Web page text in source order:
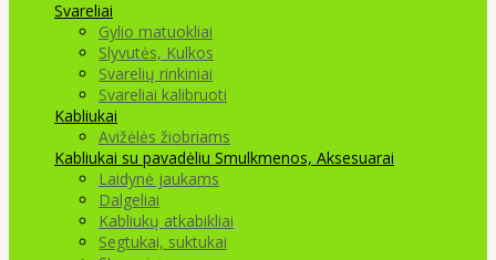
Svareliai
Gylio matuokliai
Slyvutės, Kulkos
Svarelių rinkiniai
Svareliai kalibruoti
Kabliukai
Avižėlės žiobriams
Kabliukai su pavadėliu Smulkmenos, Aksesuarai
Laidynė jaukams
Dalgeliai
Kabliukų atkabikliai
Segtukai, suktukai